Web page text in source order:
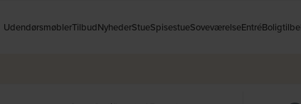
UdendørsmøblerTilbudNyhederStueSpisestueSoveværelseEntré